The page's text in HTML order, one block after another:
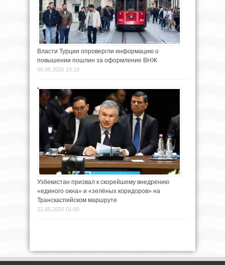
Власти Турции опровергли информацию о
повышении пошлин за оформление ВНЖ
05.05.2026 23:10
Узбекистан призвал к скорейшему внедрению
«единого окна» и «зелёных коридоров» на
Транскаспийском маршруте
22.05.2025 01:00